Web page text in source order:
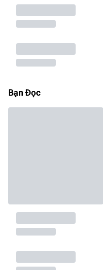
Bạn Đọc